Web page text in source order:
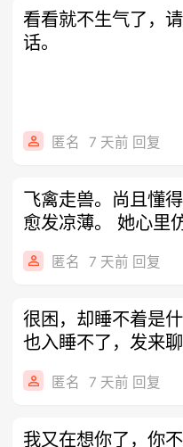
看看就不生气了，
话。
匿名 7 天前 回复
飞禽走兽。尚且懂
愈发凉薄。 她心里
我
匿名 7 天前 回复
很困，却睡不着是
也入睡不了，发来聊
匿名 7 天前 回复
我又在想你了，你